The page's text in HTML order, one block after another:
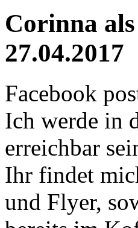
Corinna
27.04.2017
Facebook
Ich werde in
erreichbar
Ihr findet
und Flyer,